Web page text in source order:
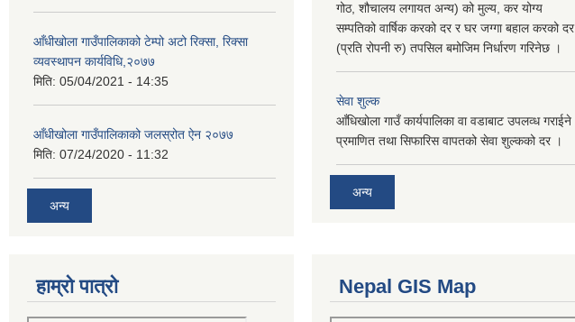
आँधीखोला गाउँपालिकाको टेम्पो अटो रिक्सा, रिक्सा
व्यवस्थापन कार्यविधि,२०७७
मिति: 05/04/2021 - 14:35
आँधीखोला गाउँपालिकाको जलस्रोत ऐन २०७७
मिति: 07/24/2020 - 11:32
अन्य
गोठ, शौचालय लगायत अन्य) को मुल्य, कर योग्य
सम्पतिको वार्षिक करको दर र घर जग्गा बहाल करको दर
(प्रति रोपनी रु) तपसिल बमोजिम निर्धारण गरिनेछ ।
सेवा शुल्क
आँधिखोला गाउँ कार्यपालिका वा वडाबाट उपलव्ध गराईने
प्रमाणित तथा सिफारिस वापतको सेवा शुल्कको दर ।
अन्य
हाम्रो पात्रो Nepal GIS Map